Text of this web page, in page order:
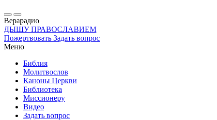
Верарадио
ДЫШУ ПРАВОСЛАВИЕМ
Пожертвовать Задать вопрос
Меню
Библия
Молитвослов
Каноны Церкви
Библиотека
Миссионеру
Видео
Задать вопрос